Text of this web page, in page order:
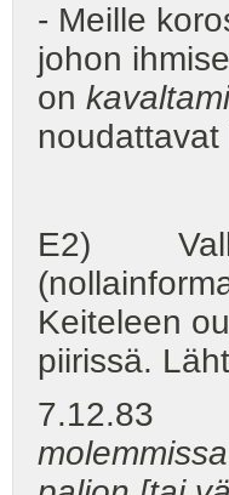
- Meille
johon
on
E2)
Keiteleen
piirissä.
7.12.83